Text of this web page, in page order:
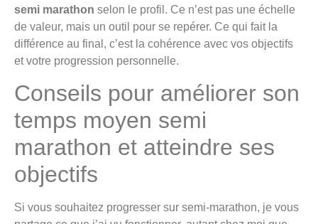
semi marathon selon le profil. Ce n’est pas une échelle
de valeur, mais un outil pour se repérer. Ce qui fait la
différence au final, c’est la cohérence avec vos objectifs
et votre progression personnelle.
Conseils pour améliorer son
temps moyen semi
marathon et atteindre ses
objectifs
Si vous souhaitez progresser sur semi-marathon, je vous